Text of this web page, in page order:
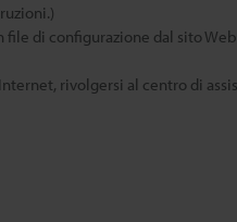
di configurazione dal sito Web
rivolgersi al centro di